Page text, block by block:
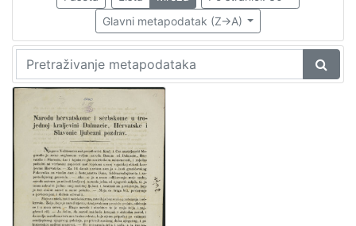
Glavni metapodatak (Z->A)